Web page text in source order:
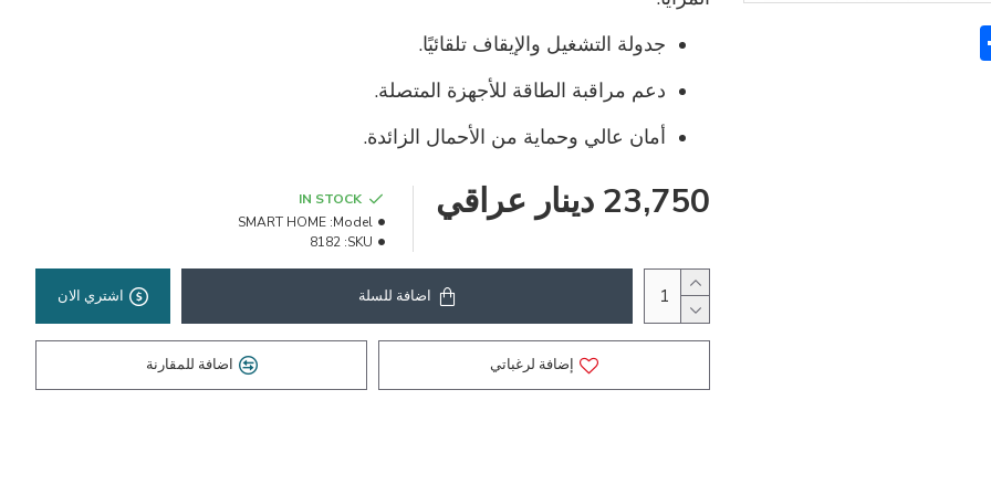
جدولة التشغيل والإيقاف تلقائيًا.
دعم مراقبة الطاقة للأجهزة المتصلة.
أمان عالي وحماية من الأحمال الزائدة.
23,750 دينار عراقي
IN STOCK
Model:
SMART HOME
SKU:
8182
اضافة للسلة اشتري الان
إضافة لرغباتي اضافة للمقارنة